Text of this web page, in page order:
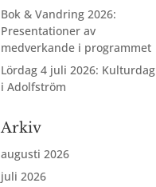
Bok & Vandring 2026:
Presentationer av
medverkande i programmet
Lördag 4 juli 2026: Kulturdag
i Adolfström
Arkiv
augusti 2026
juli 2026